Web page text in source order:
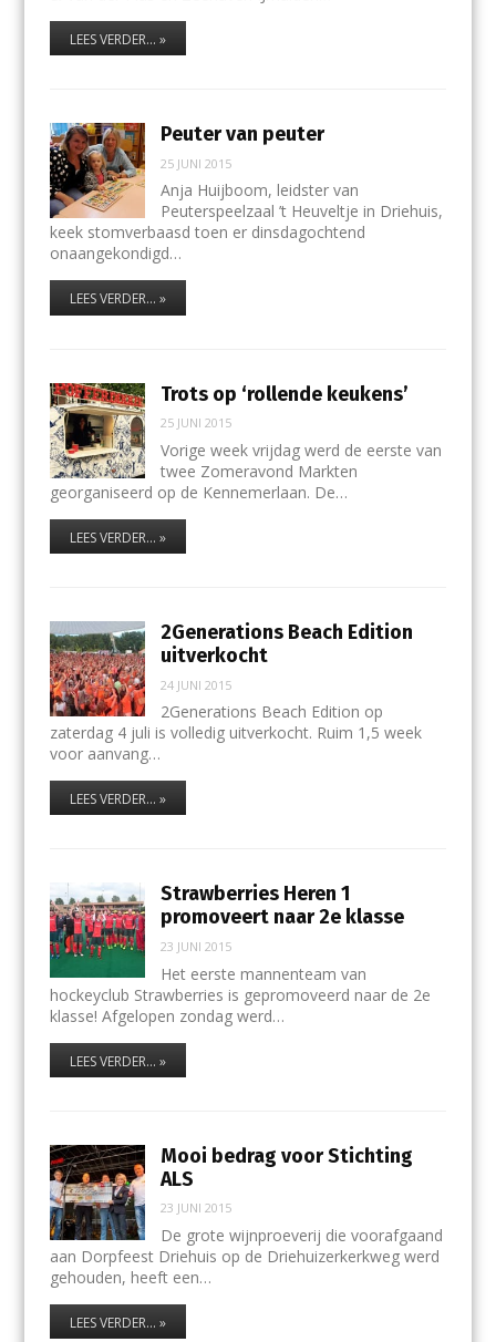
LEES VERDER... »
Peuter van peuter
25 JUNI 2015
Anja Huijboom, leidster van
Peuterspeelzaal ’t Heuveltje in Driehuis,
keek stomverbaasd toen er dinsdagochtend
onaangekondigd…
LEES VERDER... »
Trots op ‘rollende keukens’
25 JUNI 2015
Vorige week vrijdag werd de eerste van
twee Zomeravond Markten
georganiseerd op de Kennemerlaan. De…
LEES VERDER... »
2Generations Beach Edition
uitverkocht
24 JUNI 2015
2Generations Beach Edition op
zaterdag 4 juli is volledig uitverkocht. Ruim 1,5 week
voor aanvang…
LEES VERDER... »
Strawberries Heren 1
promoveert naar 2e klasse
23 JUNI 2015
Het eerste mannenteam van
hockeyclub Strawberries is gepromoveerd naar de 2e
klasse! Afgelopen zondag werd…
LEES VERDER... »
Mooi bedrag voor Stichting
ALS
23 JUNI 2015
De grote wijnproeverij die voorafgaand
aan Dorpfeest Driehuis op de Driehuizerkerkweg werd
gehouden, heeft een…
LEES VERDER... »